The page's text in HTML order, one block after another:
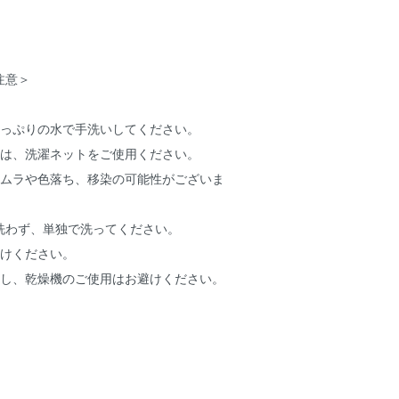
意＞
ぷりの水で手洗いしてください。
、洗濯ネットをご使用ください。
ラや色落ち、移染の可能性がございま
ず、単独で洗ってください。
ください。
、乾燥機のご使用はお避けください。